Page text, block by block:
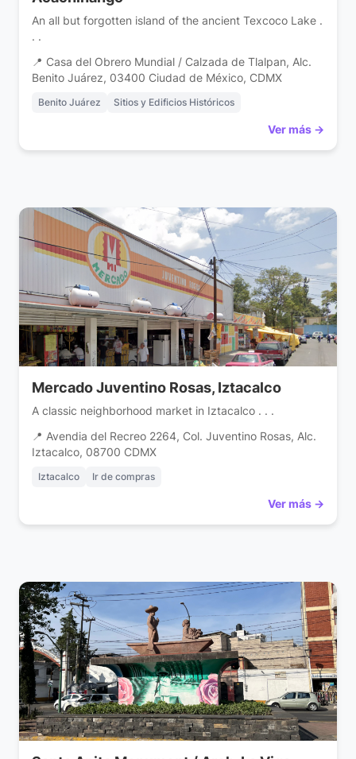
An all but forgotten island of the ancient Texcoco Lake .
. .
📍 Casa del Obrero Mundial / Calzada de Tlalpan, Alc.
Benito Juárez, 03400 Ciudad de México, CDMX
Benito Juárez Sitios y Edificios Históricos
Ver más →
Mercado Juventino Rosas, Iztacalco
A classic neighborhood market in Iztacalco . . .
📍 Avendia del Recreo 2264, Col. Juventino Rosas, Alc.
Iztacalco, 08700 CDMX
Iztacalco Ir de compras
Ver más →